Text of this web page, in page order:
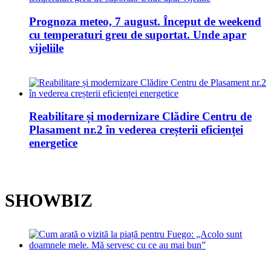
Prognoza meteo, 7 august. Început de weekend
cu temperaturi greu de suportat. Unde apar
vijeliile
Reabilitare și modernizare Clădire Centru de
Plasament nr.2 în vederea creșterii eficienței
energetice
SHOWBIZ